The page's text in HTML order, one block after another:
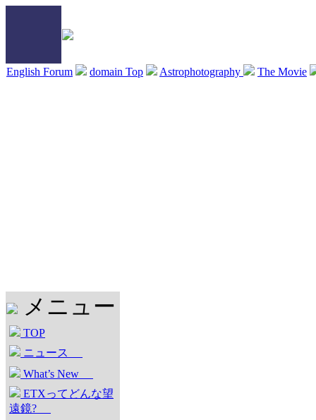
English Forum domain Top Astrophotography The Movie
メニュー
TOP
ニュース
What’s New
ETXってどんな望
遠鏡?